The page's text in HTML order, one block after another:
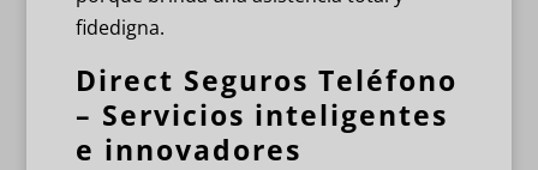
fidedigna.
Direct Seguros Teléfono
– Servicios inteligentes
e innovadores